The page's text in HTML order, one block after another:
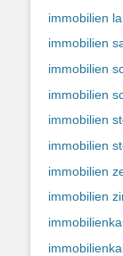
immobilien
immobilien
immobilien
immobilien
immobilien
immobilien
immobilien
immobilien